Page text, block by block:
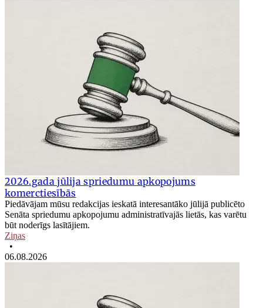
2026.gada jūlija spriedumu apkopojums
komerctiesībās
Piedāvājam mūsu redakcijas ieskatā interesantāko jūlijā publicēto
Senāta spriedumu apkopojumu administratīvajās lietās, kas varētu
būt noderīgs lasītājiem.
Ziņas
•
06.08.2026